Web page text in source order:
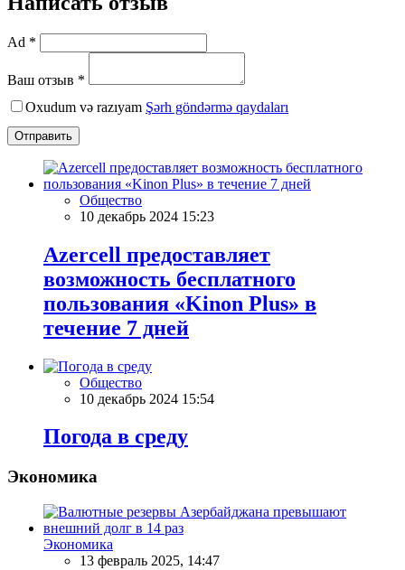
Ad *
Ваш отзыв *
Oxudum və razıyam Şərh göndərmə qaydaları
Отправить
Общество
10 декабрь 2024 15:23
Azercell предоставляет
возможность бесплатного
пользования «Kinon Plus» в
течение 7 дней
Общество
10 декабрь 2024 15:54
Погода в среду
Экономика
Экономика
13 февраль 2025, 14:47